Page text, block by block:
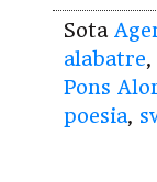
Sota
alabatre,
Pons
poesia,